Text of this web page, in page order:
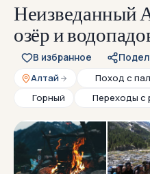
Неизведанный
озёр и
В избранное
Алтай
Поход с
Горный
Переходы с